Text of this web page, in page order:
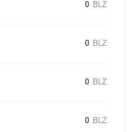
0 BLZ
0 BLZ
0 BLZ
0 BLZ